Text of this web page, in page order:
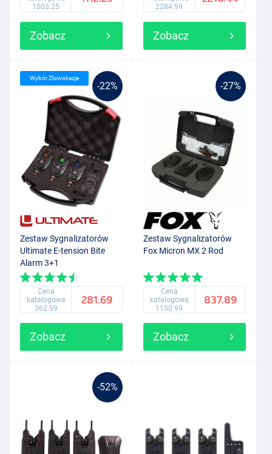
1503.25
Zobacz
2284.99
Zobacz
-22%
Wybór Zlowokazje
Zestaw Sygnalizatorów
Ultimate E-tension Bite
Alarm 3+1
Cena
katalogowa
362.99
281.69
Zobacz
-27%
Zestaw Sygnalizatorów
Fox Micron MX 2 Rod
Cena
katalogowa
1150.99
837.89
Zobacz
-52%